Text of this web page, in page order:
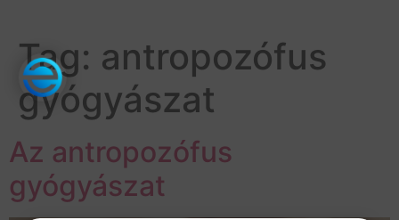
Tag: antropozófus
gyógyászat
Az antropozófus
gyógyászat